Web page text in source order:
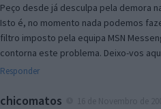
Peço desde já desculpa pela demora
Isto é, no momento nada podemos
filtro imposto pela equipa MSN
contorna este problema. Deixo-vos
Responder
chicomatos